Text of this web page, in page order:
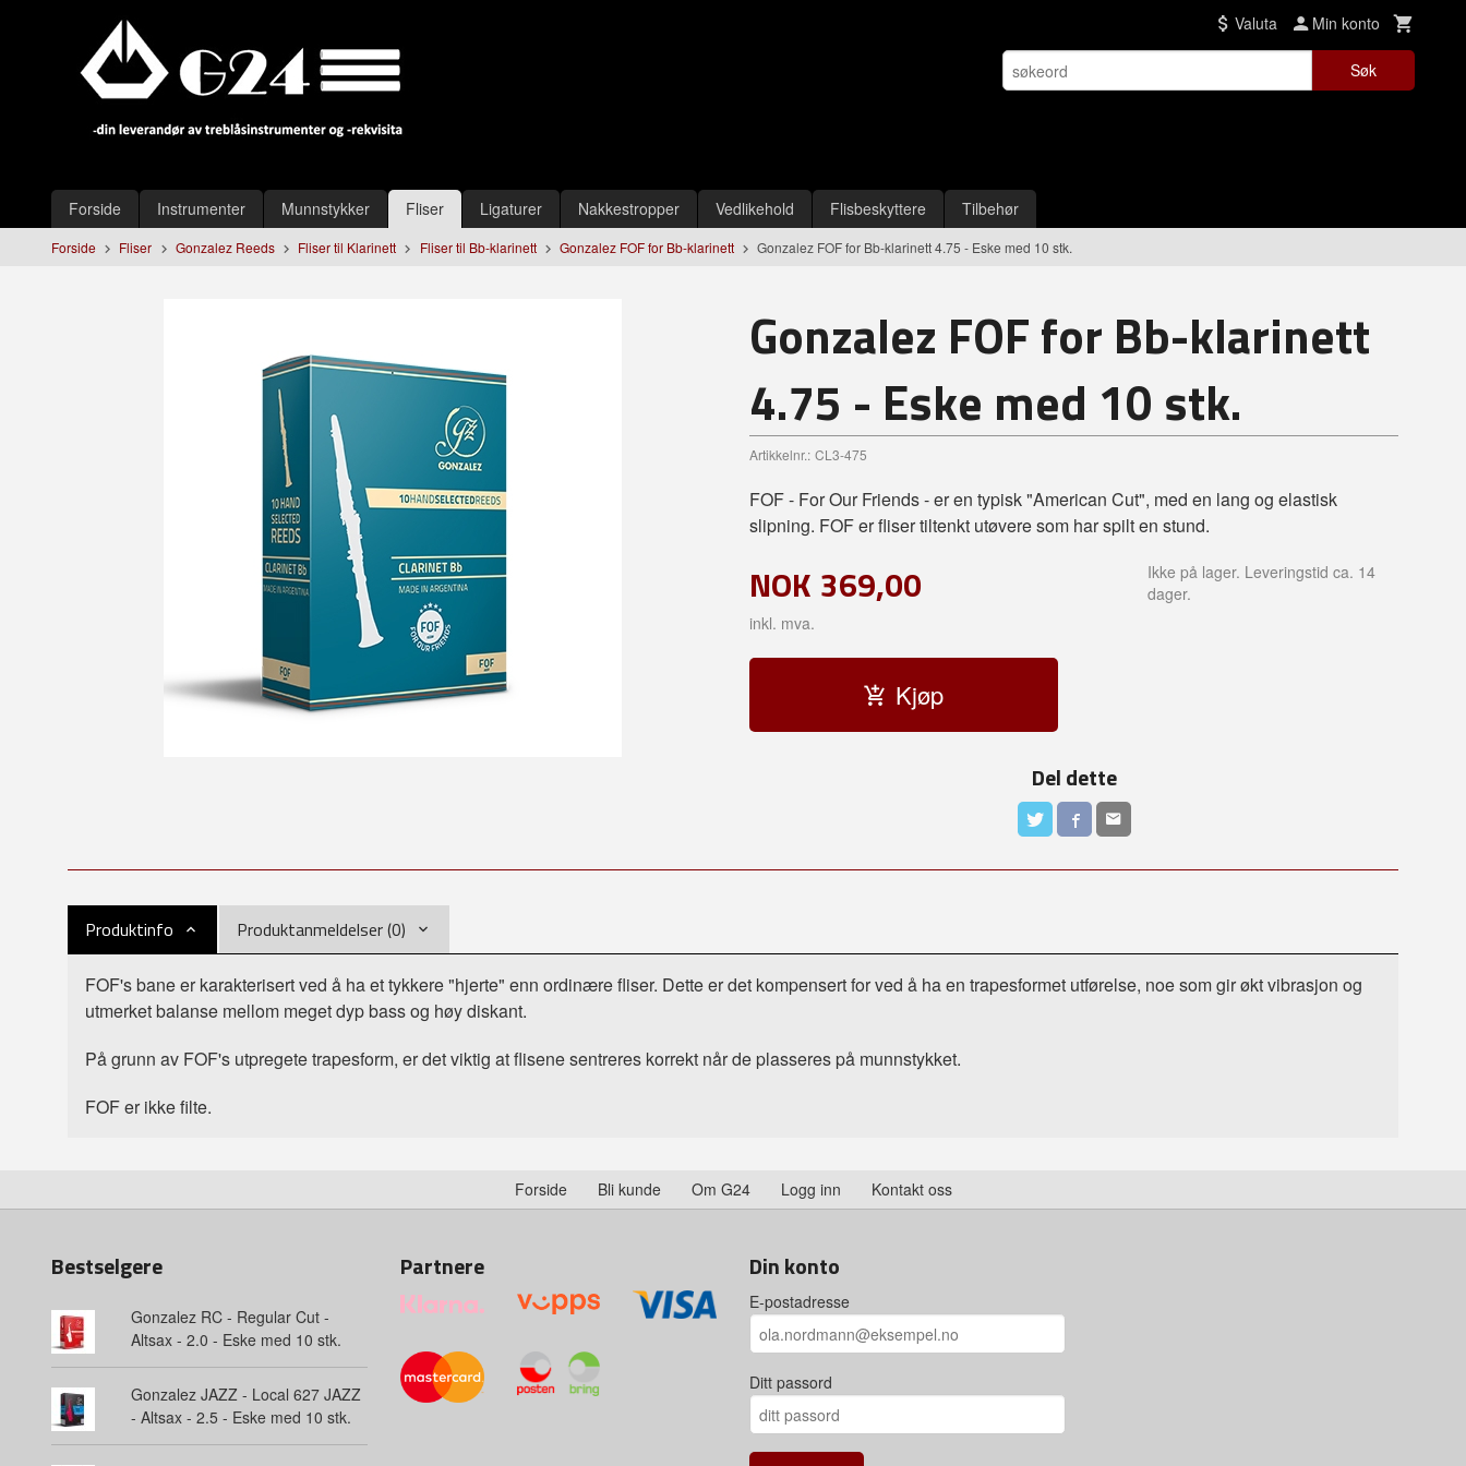
Valuta Min konto
Søk
Produkter
Forside Instrumenter Munnstykker Fliser Ligaturer Nakkestropper Vedlikehold Flisbeskyttere Tilbehør
Forside Fliser Gonzalez Reeds Fliser til Klarinett Fliser til Bb-klarinett Gonzalez FOF for Bb-klarinett Gonzalez FOF for Bb-klarinett 4.75 - Eske med 10 stk.
Gonzalez FOF for Bb-klarinett
4.75 - Eske med 10 stk.
Artikkelnr.: CL3-475
FOF - For Our Friends - er en typisk "American Cut", med en lang og elastisk
slipning. FOF er fliser tiltenkt utøvere som har spilt en stund.
NOK 369,00
inkl. mva.
Ikke på lager. Leveringstid ca. 14
dager.
Kjøp
Del dette
Produktinfo Produktanmeldelser (0)
FOF's bane er karakterisert ved å ha et tykkere "hjerte" enn ordinære fliser. Dette er det kompensert for ved å ha en trapesformet utførelse, noe som gir økt vibrasjon og
utmerket balanse mellom meget dyp bass og høy diskant.
På grunn av FOF's utpregete trapesform, er det viktig at flisene sentreres korrekt når de plasseres på munnstykket.
FOF er ikke filte.
Forside Bli kunde Om G24 Logg inn Kontakt oss
Bestselgere
Gonzalez RC - Regular Cut -
Altsax - 2.0 - Eske med 10 stk.
Gonzalez JAZZ - Local 627 JAZZ
- Altsax - 2.5 - Eske med 10 stk.
Partnere Din konto
E-postadresse
Ditt passord